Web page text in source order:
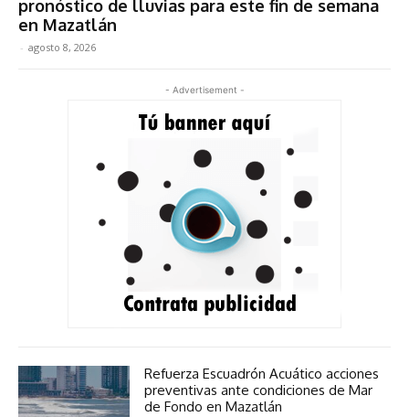
pronóstico de lluvias para este fin de semana
en Mazatlán
- agosto 8, 2026
- Advertisement -
Refuerza Escuadrón Acuático acciones
preventivas ante condiciones de Mar
de Fondo en Mazatlán